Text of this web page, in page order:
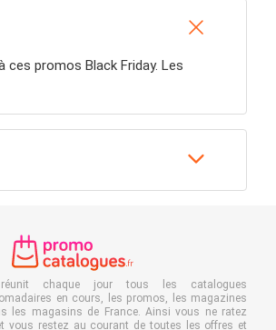
promos Black Friday. Les
réunit chaque jour tous les catalogues
en cours, les promos, les magazines
les magasins de France. Ainsi vous ne ratez
vous restez au courant de toutes les offres et